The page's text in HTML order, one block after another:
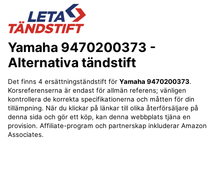
Yamaha 9470200373 -
Alternativa tändstift
Det finns 4 ersättningständstift för Yamaha 9470200373.
Korsreferenserna är endast för allmän referens; vänligen
kontrollera de korrekta specifikationerna och måtten för din
tillämpning. När du klickar på länkar till olika återförsäljare på
denna sida och gör ett köp, kan denna webbplats tjäna en
provision. Affiliate-program och partnerskap inkluderar Amazon
Associates.